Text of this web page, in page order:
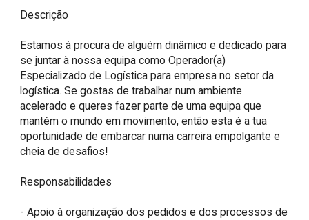
Descrição
Estamos à procura de alguém dinâmico e dedicado para
se juntar à nossa equipa como Operador(a)
Especializado de Logística para empresa no setor da
logística. Se gostas de trabalhar num ambiente
acelerado e queres fazer parte de uma equipa que
mantém o mundo em movimento, então esta é a tua
oportunidade de embarcar numa carreira empolgante e
cheia de desafios!
Responsabilidades
- Apoio à organização dos pedidos e dos processos de